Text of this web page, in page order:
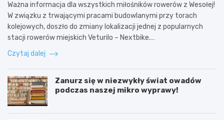
Ważna informacja dla wszystkich miłośników rowerów z Wesołej!
W związku z trwającymi pracami budowlanymi przy torach
kolejowych, doszło do zmiany lokalizacji jednej z popularnych
stacji rowerów miejskich Veturilo – Nextbike.…
Czytaj dalej
Zanurz się w niezwykły świat owadów
podczas naszej mikro wyprawy!